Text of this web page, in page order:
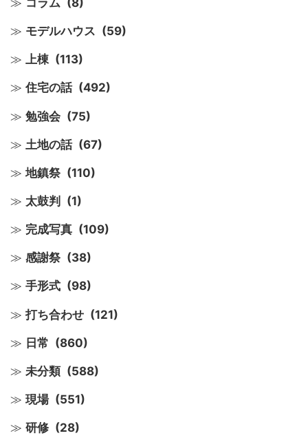
コラム (8)
モデルハウス (59)
上棟 (113)
住宅の話 (492)
勉強会 (75)
土地の話 (67)
地鎮祭 (110)
太鼓判 (1)
完成写真 (109)
感謝祭 (38)
手形式 (98)
打ち合わせ (121)
日常 (860)
未分類 (588)
現場 (551)
研修 (28)